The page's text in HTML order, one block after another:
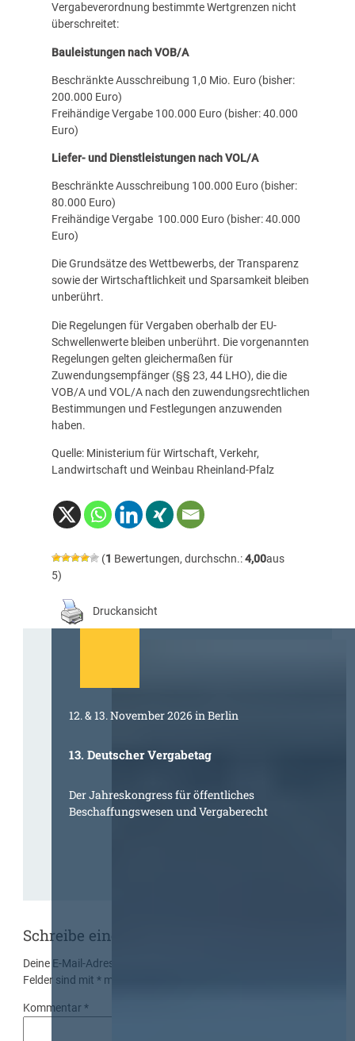
Vergabeverordnung bestimmte Wertgrenzen nicht
überschreitet:
Bauleistungen nach VOB/A
Beschränkte Ausschreibung 1,0 Mio. Euro (bisher:
200.000 Euro)
Freihändige Vergabe 100.000 Euro (bisher: 40.000
Euro)
Liefer- und Dienstleistungen nach VOL/A
Beschränkte Ausschreibung 100.000 Euro (bisher:
80.000 Euro)
Freihändige Vergabe 100.000 Euro (bisher: 40.000
Euro)
Die Grundsätze des Wettbewerbs, der Transparenz
sowie der Wirtschaftlichkeit und Sparsamkeit bleiben
unberührt.
Die Regelungen für Vergaben oberhalb der EU-
Schwellenwerte bleiben unberührt. Die vorgenannten
Regelungen gelten gleichermaßen für
Zuwendungsempfänger (§§ 23, 44 LHO), die die
VOB/A und VOL/A nach den zuwendungsrechtlichen
Bestimmungen und Festlegungen anzuwenden
haben.
Quelle: Ministerium für Wirtschaft, Verkehr,
Landwirtschaft und Weinbau Rheinland-Pfalz
(1 Bewertungen, durchschn.:4,00aus
5)
Druckansicht
12. & 13. November 2026 in Berlin
13. Deutscher Vergabetag
Der Jahreskongress für öffentliches
Beschaffungswesen und Vergaberecht
Schreibe einen Kommentar
Deine E-Mail-Adresse wird nicht veröffentlicht.
Felder sind mit* markiert
Kommentar*